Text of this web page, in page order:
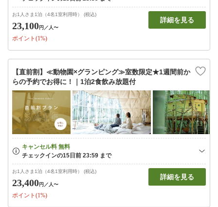
お1人さま1泊（4名1室利用時） (税込)
23,100円 ／人〜
ポイント(1%)
詳細を見る
【直前割】≪動物園×グランピング≫室数限定★1週間前か
らの予約でお得に！｜1泊2食飲み放題付
お1人さま1泊（4名1室利用時） (税込)
23,400円 ／人〜
ポイント(1%)
詳細を見る